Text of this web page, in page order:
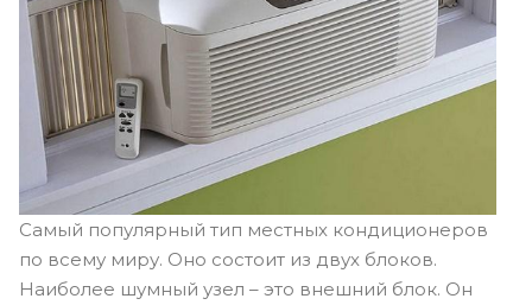
Самый популярный тип местных кондиционеров
по всему миру. Оно состоит из двух блоков.
Наиболее шумный узел – это внешний блок. Он